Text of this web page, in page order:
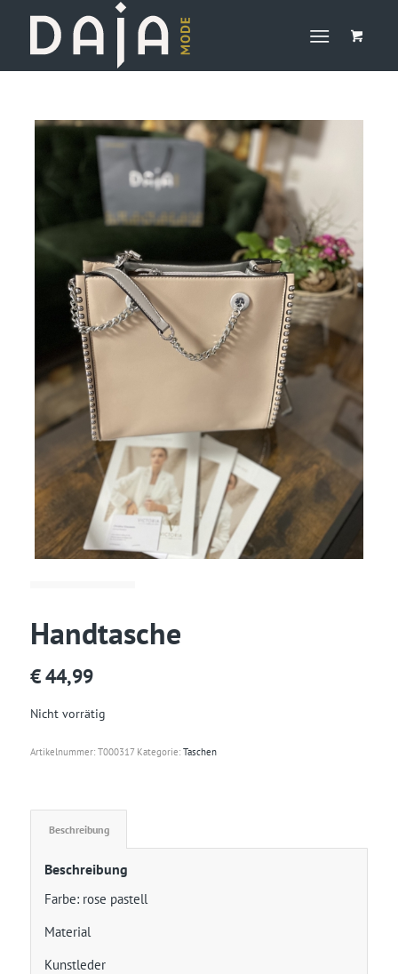
Handtasche
€44,99
Nicht vorrätig
Artikelnummer: T000317 Kategorie: Taschen
Beschreibung
Beschreibung
Farbe: rose pastell
Material
Kunstleder